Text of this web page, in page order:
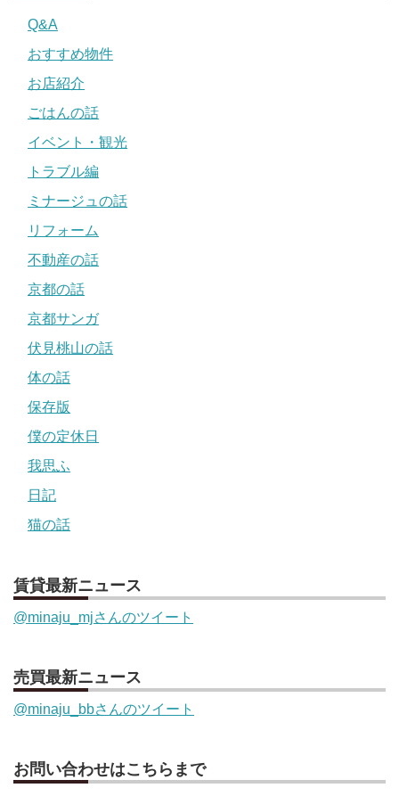
Q&A
おすすめ物件
お店紹介
ごはんの話
イベント・観光
トラブル編
ミナージュの話
リフォーム
不動産の話
京都の話
京都サンガ
伏見桃山の話
体の話
保存版
僕の定休日
我思ふ
日記
猫の話
賃貸最新ニュース
@minaju_mjさんのツイート
売買最新ニュース
@minaju_bbさんのツイート
お問い合わせはこちらまで